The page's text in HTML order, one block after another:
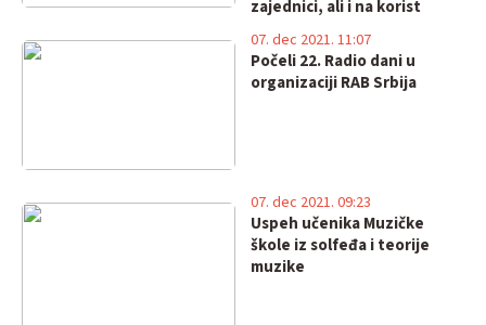
zajednici, ali i na korist
dece Pirotskog okruga
Počeli 22. Radio dani u
organizaciji RAB Srbija
07. dec 2021. 11:07
Uspeh učenika Muzičke
škole iz solfeđa i teorije
muzike
07. dec 2021. 09:23